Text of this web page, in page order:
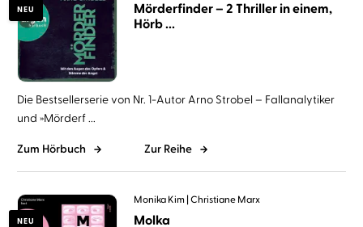
NEU
Mörderfinder – 2 Thriller in einem,
Hörb ...
Die Bestsellerserie von Nr. 1-Autor Arno Strobel – Fallanalytiker
und »Mörderf ...
Zum Hörbuch Zur Reihe
NEU
Monika Kim Christiane Marx
Molka